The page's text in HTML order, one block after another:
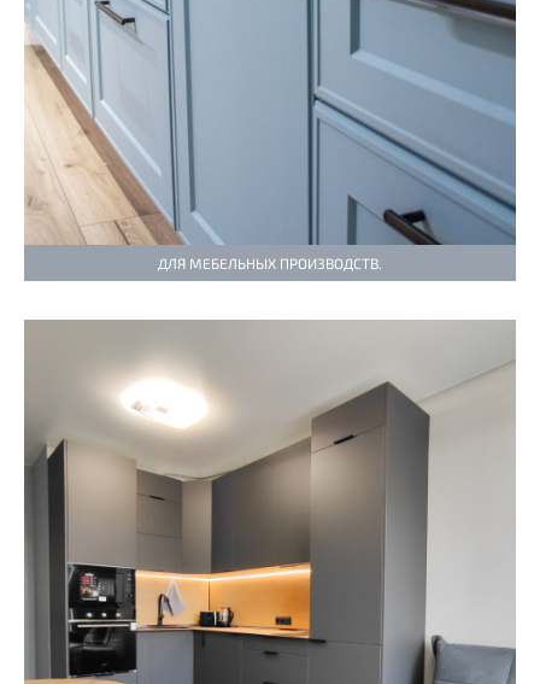
ДЛЯ МЕБЕЛЬНЫХ ПРОИЗВОДСТВ.